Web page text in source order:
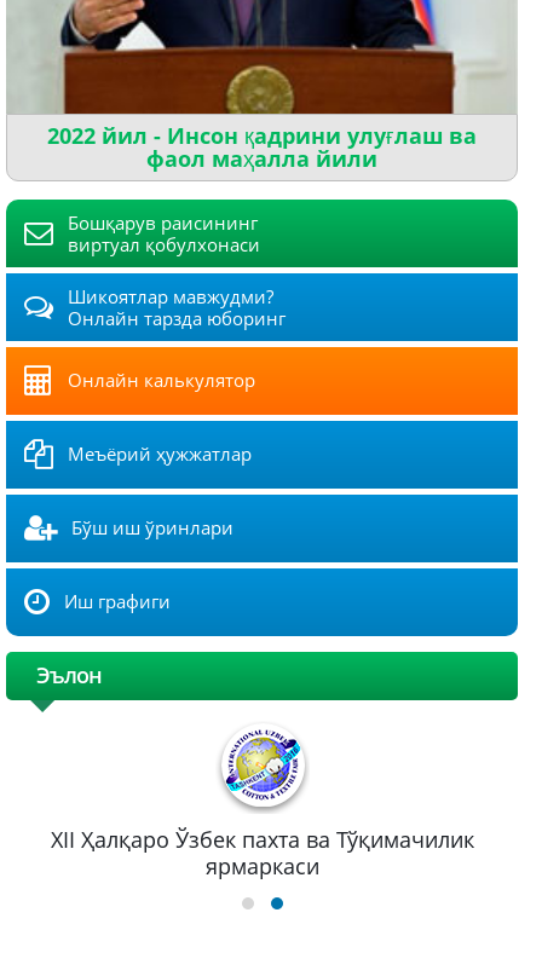
2022 йил - Инсон қадрини улуғлаш ва
фаол маҳалла йили
Бошқарув раисининг
виртуал қобулхонаси
Шикоятлар мавжудми?
Онлайн тарзда юборинг
Онлайн калькулятор
Меъёрий ҳужжатлар
Бўш иш ўринлари
Иш графиги
Эълон
XII Ҳалқаро Ўзбек пахта ва Тўқимачилик
ярмаркаси